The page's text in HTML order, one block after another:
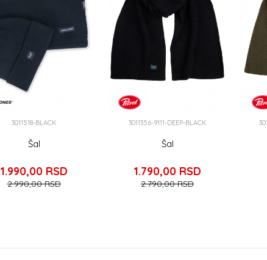
3011518-BLACK
Šal
1.990,00 RSD
2.990,00RSD
3011356-9111-DEEP-BLACK
Šal
1.790,00 RSD
2.790,00RSD